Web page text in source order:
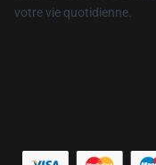
votre vie quotidienne.